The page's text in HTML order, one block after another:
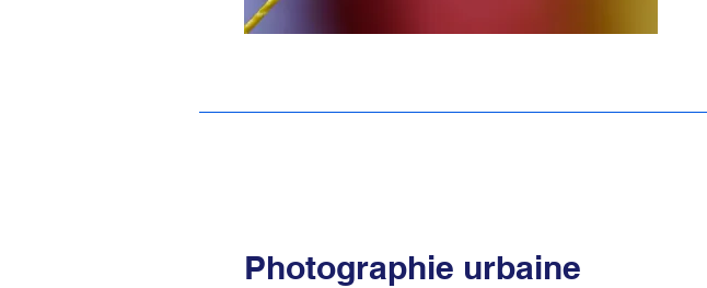
Photographie urbaine